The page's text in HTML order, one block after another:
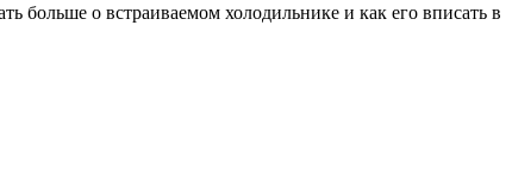
больше о встраиваемом холодильнике и как его вписать в